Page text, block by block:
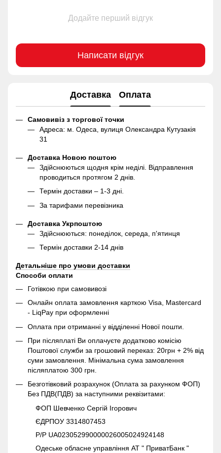
Додайте перший відгук
Написати відгук
Доставка Оплата
Самовивіз з торгової точки
Адреса: м. Одеса, вулиця Олександра Кутузакія
31
Доставка Новою поштою
Здійснюються щодня крім неділі. Відправлення
проводиться протягом 2 днів.
Термін доставки – 1-3 дні.
За тарифами перевізника
Доставка Укрпоштою
Здійснюються: понеділок, середа, п'ятинця
Термін доставки 2-14 днів
Детальніше про умови доставки
Способи оплати
Готівкою при самовивозі
Онлайн оплата замовлення карткою Visa, Mastercard
- LiqPay при оформленні
Оплата при отриманні у відділенні Нової пошти.
При післяплаті Ви оплачуєте додатково комісію
Поштової служби за грошовий переказ: 20грн + 2% від
суми замовлення. Мінімальна сума замовлення
післяплатою 300 грн.
Безготівковий розрахунок (Оплата за рахунком ФОП)
Без ПДВ(ПДВ) за наступними реквізитами:
ФОП Шевченко Сергій Ігорович
ЄДРПОУ 3314807453
Р/Р UA023052990000026005024924148
Одеське обласне управління АТ " ПриватБанк "